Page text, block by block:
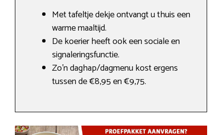
Met tafeltje dekje ontvangt u thuis een
warme maaltijd.
De koerier heeft ook een sociale en
signaleringsfunctie.
Zo’n daghap/dagmenu kost ergens
tussen de €8,95 en €9,75.